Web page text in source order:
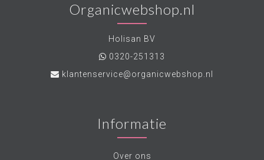
Organicwebshop.nl
Holisan BV
0320-251313
klantenservice@organicwebshop.nl
Informatie
Over ons